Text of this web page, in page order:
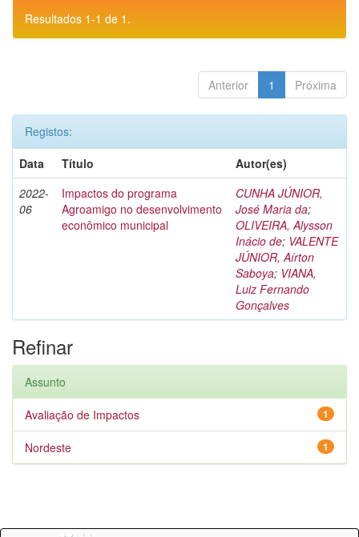
Resultados 1-1 de 1.
Anterior 1 Próxima
Registos:
Data
Título
Autor(es)
2022-
06
Impactos do programa
Agroamigo no desenvolvimento
econômico municipal
CUNHA JÚNIOR,
José Maria da;
OLIVEIRA, Alysson
Inácio de; VALENTE
JÚNIOR, Aírton
Saboya; VIANA,
Luiz Fernando
Gonçalves
Refinar
Assunto
1
Avaliação de Impactos
1
Nordeste